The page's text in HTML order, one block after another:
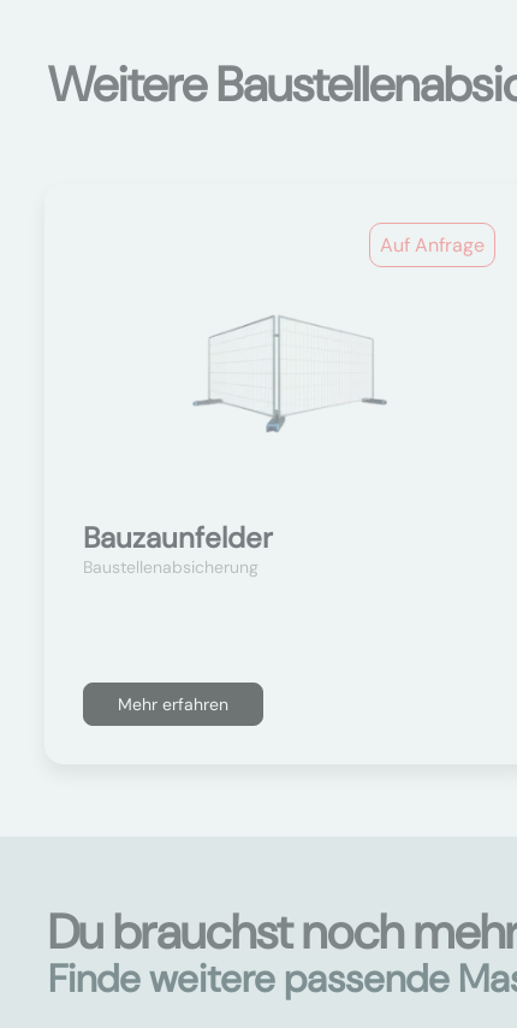
Weitere
Auf Anfrage
Bauzaunfelder
Baustellenabsicherung
Mehr erfahren
Du brauchst noch
Finde weitere passende